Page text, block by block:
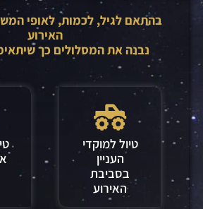
בהתאם לגיל, לכמות, לאופי
האירוע
נבנה את המסלולים כך
טיול למוקדי
העניין
בסביבת
האירוע